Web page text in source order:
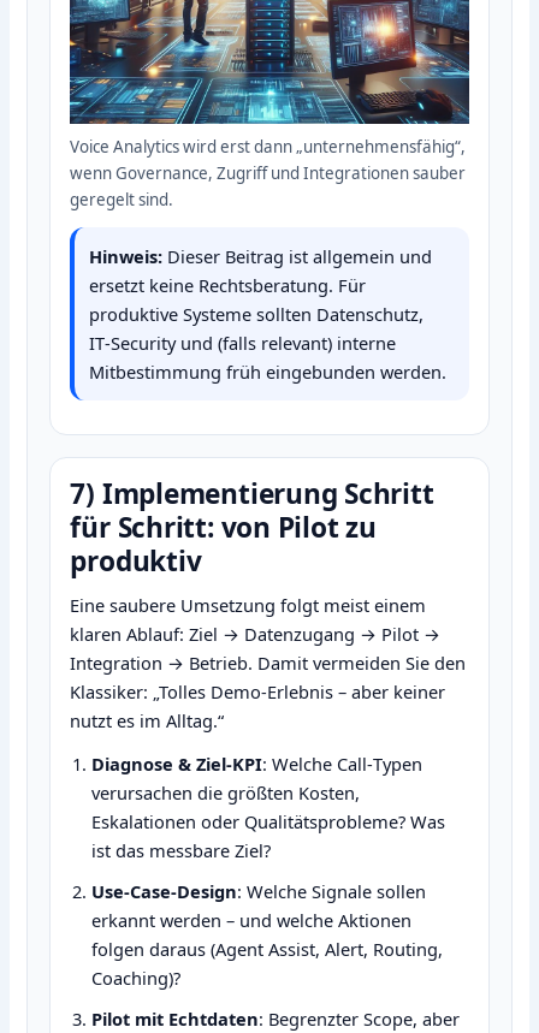
Voice Analytics wird erst dann „unternehmensfähig“,
wenn Governance, Zugriff und Integrationen sauber
geregelt sind.
Hinweis: Dieser Beitrag ist allgemein und
ersetzt keine Rechtsberatung. Für
produktive Systeme sollten Datenschutz,
IT‑Security und (falls relevant) interne
Mitbestimmung früh eingebunden werden.
7) Implementierung Schritt
für Schritt: von Pilot zu
produktiv
Eine saubere Umsetzung folgt meist einem
klaren Ablauf: Ziel → Datenzugang → Pilot →
Integration → Betrieb. Damit vermeiden Sie den
Klassiker: „Tolles Demo‑Erlebnis – aber keiner
nutzt es im Alltag.“
Diagnose & Ziel‑KPI: Welche Call‑Typen
verursachen die größten Kosten,
Eskalationen oder Qualitätsprobleme? Was
ist das messbare Ziel?
Use‑Case‑Design: Welche Signale sollen
erkannt werden – und welche Aktionen
folgen daraus (Agent Assist, Alert, Routing,
Coaching)?
Pilot mit Echtdaten: Begrenzter Scope, aber